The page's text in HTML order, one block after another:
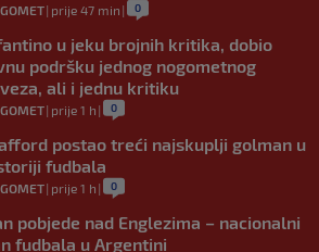
| prije 47 min | 0
u jeku brojnih kritika, dobio
podršku jednog nogometnog
ali i jednu kritiku
| prije 1 h | 0
postao treći najskuplji golman u
fudbala
| prije 1 h | 0
pobjede nad Englezima – nacionalni
fudbala u Argentini